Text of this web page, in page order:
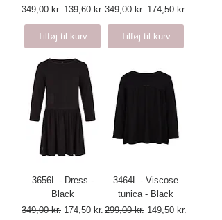
Regulær pris
349,00 kr. Salgspris
139,60 kr.
Tilføj til kurv
Regulær pris
349,00 kr. Salgspris
174,50 kr.
Tilføj til kurv
3656L - Dress -
Black
Regulær pris
349,00 kr. Salgspris
174,50 kr.
3464L - Viscose
tunica - Black
Regulær pris
299,00 kr. Salgspris
149,50 kr.